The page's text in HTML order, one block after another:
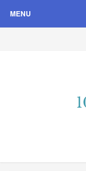
MENU
Quote